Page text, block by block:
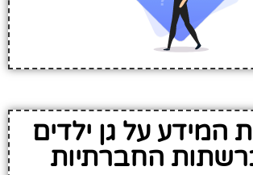
על גן ילדים
החברתיות